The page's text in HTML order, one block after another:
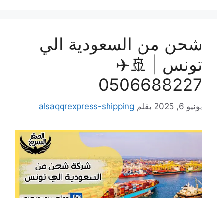
شحن من السعودية الي
تونس | 🚢✈️
0506688227
يونيو 6, 2025 بقلم alsaqqrexpress-shipping